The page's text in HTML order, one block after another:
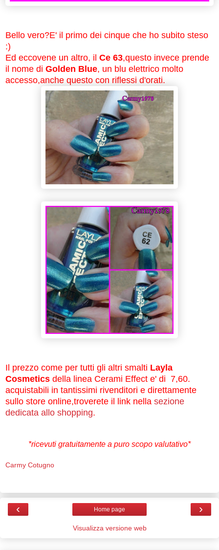
Bello vero?E' il primo dei cinque che ho subito steso
:)
Ed eccovene un altro, il Ce 63,questo invece prende
il nome di Golden Blue, un blu elettrico molto
accesso,anche questo con riflessi d'orati.
Il prezzo come per tutti gli altri smalti Layla
Cosmetics della linea Cerami Effect e' di 7,60.
acquistabili in tantissimi rivenditori e direttamente
sullo store online,troverete il link nella sezione
dedicata allo shopping.
*ricevuti gratuitamente a puro scopo valutativo*
Carmy Cotugno
‹ ›
Home page
Visualizza versione web